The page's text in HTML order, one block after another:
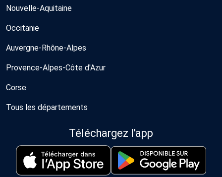
Nouvelle-Aquitaine
Occitanie
Auvergne-Rhône-Alpes
Provence-Alpes-Côte d'Azur
Corse
Tous les départements
Téléchargez l'app